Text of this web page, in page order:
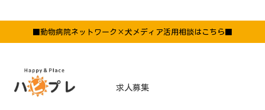
■動物病院ネットワーク×犬メディア活用相談はこちら■
求人募集